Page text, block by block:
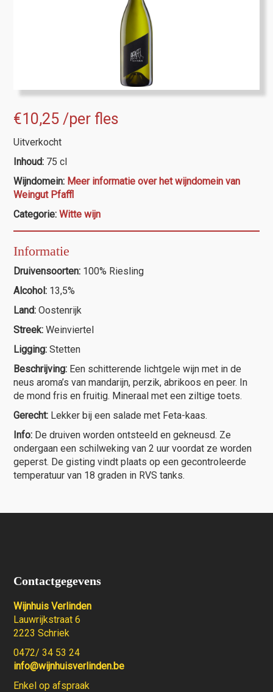
€10,25 /per fles
Uitverkocht
Inhoud: 75 cl
Wijndomein: Meer informatie over het wijndomein van
Weingut Pfaffl
Categorie:Witte wijn
Informatie
Druivensoorten: 100% Riesling
Alcohol: 13,5%
Land: Oostenrijk
Streek: Weinviertel
Ligging: Stetten
Beschrijving: Een schitterende lichtgele wijn met in de
neus aroma’s van mandarijn, perzik, abrikoos en peer. In
de mond fris en fruitig. Mineraal met een ziltige toets.
Gerecht: Lekker bij een salade met Feta-kaas.
Info: De druiven worden ontsteeld en gekneusd. Ze
ondergaan een schilweking van 2 uur voordat ze worden
geperst. De gisting vindt plaats op een gecontroleerde
temperatuur van 18 graden in RVS tanks.
Contactgegevens
Wijnhuis Verlinden
Lauwrijkstraat 6
2223 Schriek
0472/ 34 53 24
info@wijnhuisverlinden.be
Enkel op afspraak